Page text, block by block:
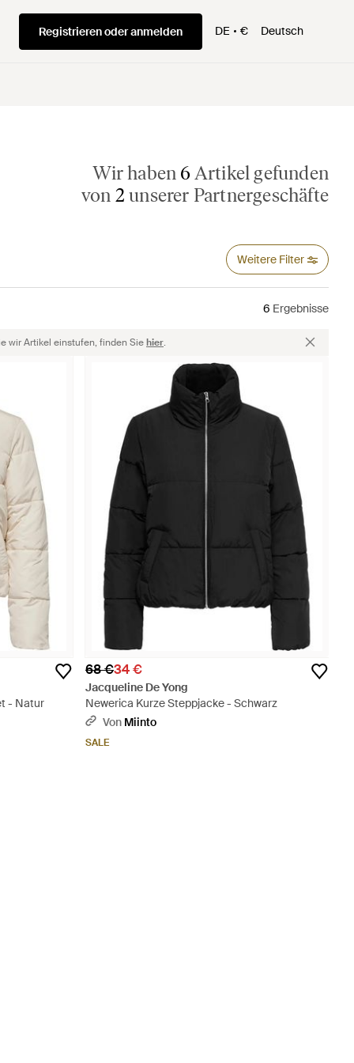
Registrieren oder anmelden DE € Deutsch
Wir haben 6 Artikel gefunden
von 2 unserer Partnergeschäfte
Weitere Filter
6 Ergebnisse
wir Artikel einstufen, finden Siehier.
- Natur
68 €34 €
Jacqueline De Yong
Newerica Kurze Steppjacke - Schwarz
Von Miinto
SALE